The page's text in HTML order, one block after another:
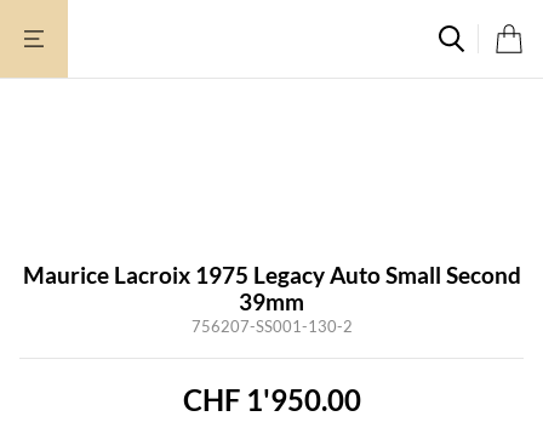
Inhalt
Maurice Lacroix 1975 Legacy Auto Small Second
39mm
756207-SS001-130-2
CHF1'950.00